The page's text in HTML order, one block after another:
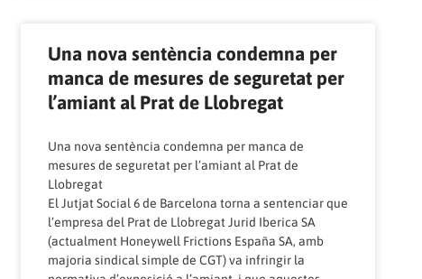
Una nova sentència condemna per
manca de mesures de seguretat per
l’amiant al Prat de Llobregat
Una nova sentència condemna per manca de
mesures de seguretat per l’amiant al Prat de
Llobregat
El Jutjat Social 6 de Barcelona torna a sentenciar que
l’empresa del Prat de Llobregat Jurid Iberica SA
(actualment Honeywell Frictions España SA, amb
majoria sindical simple de CGT) va infringir la